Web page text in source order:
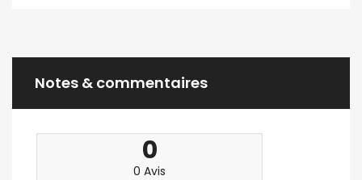
Notes & commentaires
0
0 Avis